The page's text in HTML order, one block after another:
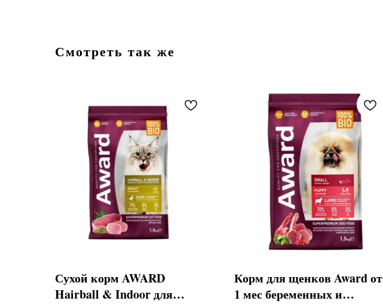
Смотреть так же
Сухой корм AWARD
Hairball & Indoor для
Корм для щенков Award от
1 мес беременных и